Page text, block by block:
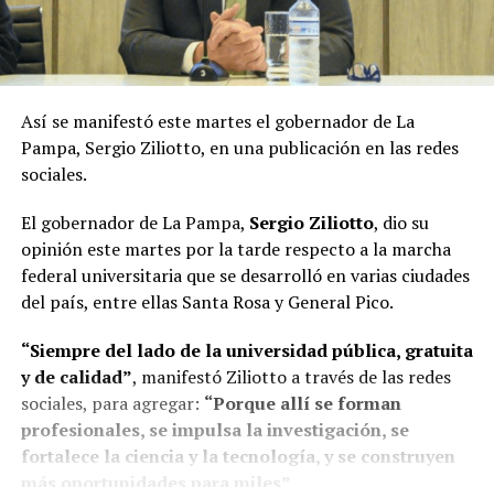
Así se manifestó este martes el gobernador de La
Pampa, Sergio Ziliotto, en una publicación en las redes
sociales.
El gobernador de La Pampa, Sergio Ziliotto, dio su
opinión este martes por la tarde respecto a la marcha
federal universitaria que se desarrolló en varias ciudades
del país, entre ellas Santa Rosa y General Pico.
“Siempre del lado de la universidad pública, gratuita
y de calidad”, manifestó Ziliotto a través de las redes
sociales, para agregar: “Porque allí se forman
profesionales, se impulsa la investigación, se
fortalece la ciencia y la tecnología, y se construyen